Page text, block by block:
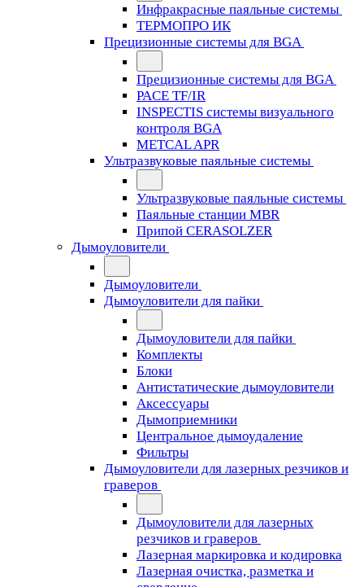
Инфракрасные паяльные системы
ТЕРМОПРО ИК
Прецизионные системы для BGA
Прецизионные системы для BGA
PACE TF/IR
INSPECTIS системы визуального
контроля BGA
METCAL APR
Ультразвуковые паяльные системы
Ультразвуковые паяльные системы
Паяльные станции MBR
Припой CERASOLZER
Дымоуловители
Дымоуловители
Дымоуловители для пайки
Дымоуловители для пайки
Комплекты
Блоки
Антистатические дымоуловители
Аксессуары
Дымоприемники
Центральное дымоудаление
Фильтры
Дымоуловители для лазерных резчиков и
граверов
Дымоуловители для лазерных
резчиков и граверов
Лазерная маркировка и кодировка
Лазерная очистка, разметка и